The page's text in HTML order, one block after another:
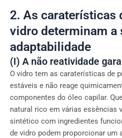
2. As caraterísticas
vidro determinam a
adaptabilidade
(I) A não reatividade
O vidro tem as caraterísticas de
estáveis e não reage
componentes do óleo capilar.
natural rico em várias essências
sintético com ingredientes
de vidro podem proporcionar um